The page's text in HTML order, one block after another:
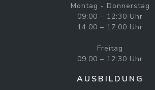
Montag - Donnerstag
09:00 – 12:30 Uhr
14:00 – 17:00 Uhr
Freitag
09:00 – 12:30 Uhr
AUSBILDUNG